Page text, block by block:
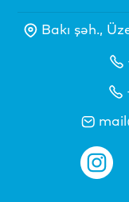
Bakı şəh.,